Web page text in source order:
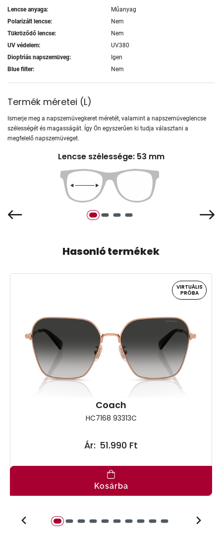
Lencse anyaga:
Műanyag
Polarizált lencse:
Nem
Tükröződő lencse:
Nem
UV védelem:
UV380
Dioptriás napszemüveg:
Igen
Blue filter:
Nem
Termék méretei (L)
Ismerje meg a napszemüvegkeret méretét, valamint a napszemüveglencse
szélességét és magasságát. Így Ön egyszerűen ki tudja választani a
megfelelő napszemüveget.
Lencse szélessége: 53 mm
Hasonló termékek
VIRTUÁLIS
PRÓBA
Coach
HC7168 93313C
Ár: 51.990 Ft
Kosárba